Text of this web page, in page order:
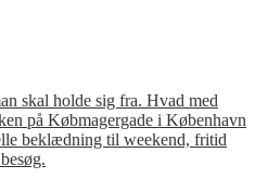
skal holde sig fra. Hvad med
på Købmagergade i København
beklædning til weekend, fritid